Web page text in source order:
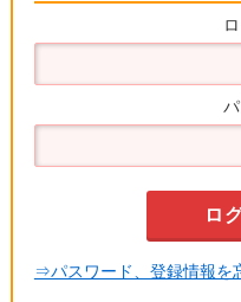
⇒パスワード、登録情報を